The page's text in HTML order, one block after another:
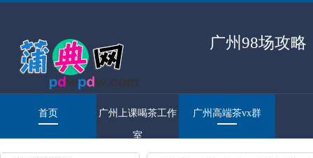
广州98场攻略
首页 广州上课喝茶工作
室
广州高端茶vx群